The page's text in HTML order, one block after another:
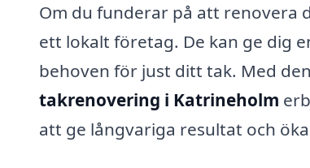
Om du funderar på att renovera
ett lokalt företag. De kan ge dig
behoven för just ditt tak. Med
takrenovering i Katrineholm
att ge långvariga resultat och